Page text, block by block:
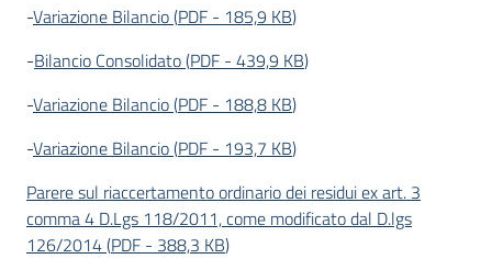
-Variazione Bilancio(PDF - 185,9 KB)
-Bilancio Consolidato(PDF - 439,9 KB)
-Variazione Bilancio(PDF - 188,8 KB)
-Variazione Bilancio(PDF - 193,7 KB)
Parere sul riaccertamento ordinario dei residui ex art. 3
comma 4 D.Lgs 118/2011, come modificato dal D.lgs
126/2014(PDF - 388,3 KB)